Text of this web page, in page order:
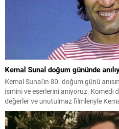
Kemal Sunal doğum gününde
Kemal Sunal'ın 80. doğum günü
ismini ve eserlerini anıyoruz. Komedi
değerler ve unutulmaz filmleriyle